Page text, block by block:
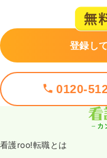
登録し
0120-
看護roo!転職とは